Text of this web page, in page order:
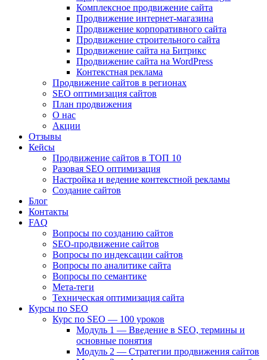
Комплексное продвижение сайта
Продвижение интернет-магазина
Продвижение корпоративного сайта
Продвижение строительного сайта
Продвижение сайта на Битрикс
Продвижение сайта на WordPress
Контекстная реклама
Продвижение сайтов в регионах
SEO оптимизация сайтов
План продвижения
О нас
Акции
Отзывы
Кейсы
Продвижение сайтов в ТОП 10
Разовая SEO оптимизация
Настройка и ведение контекстной рекламы
Создание сайтов
Блог
Контакты
FAQ
Вопросы по созданию сайтов
SEO-продвижение сайтов
Вопросы по индексации сайтов
Вопросы по аналитике сайта
Вопросы по семантике
Мета-теги
Техническая оптимизация сайта
Курсы по SEO
Курс по SEO — 100 уроков
Модуль 1 — Введение в SEO, термины и
основные понятия
Модуль 2 — Стратегии продвижения сайтов